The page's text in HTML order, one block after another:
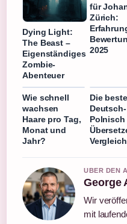
Dying Light:
The Beast –
Eigenständiges
Zombie-
Abenteuer
für
Zürich:
2025
Wie schnell
wachsen
Haare pro Tag,
Monat und
Jahr?
Die
Deutsch-
Polnisch
Vergleich
UBER DEN
George
Wir
mit